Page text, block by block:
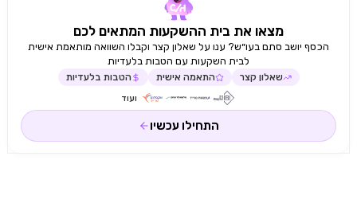
מצאו את בית ההשקעות המתאים לכם
הכסף יושב סתם בעו״ש? ענו על שאלון קצר וקבלו השוואה מותאמת אישית
לבית השקעות עם הטבות בלעדיות
שאלון קצר התאמה אישית הטבות בלעדיות
ועוד
התחילו עכשיו